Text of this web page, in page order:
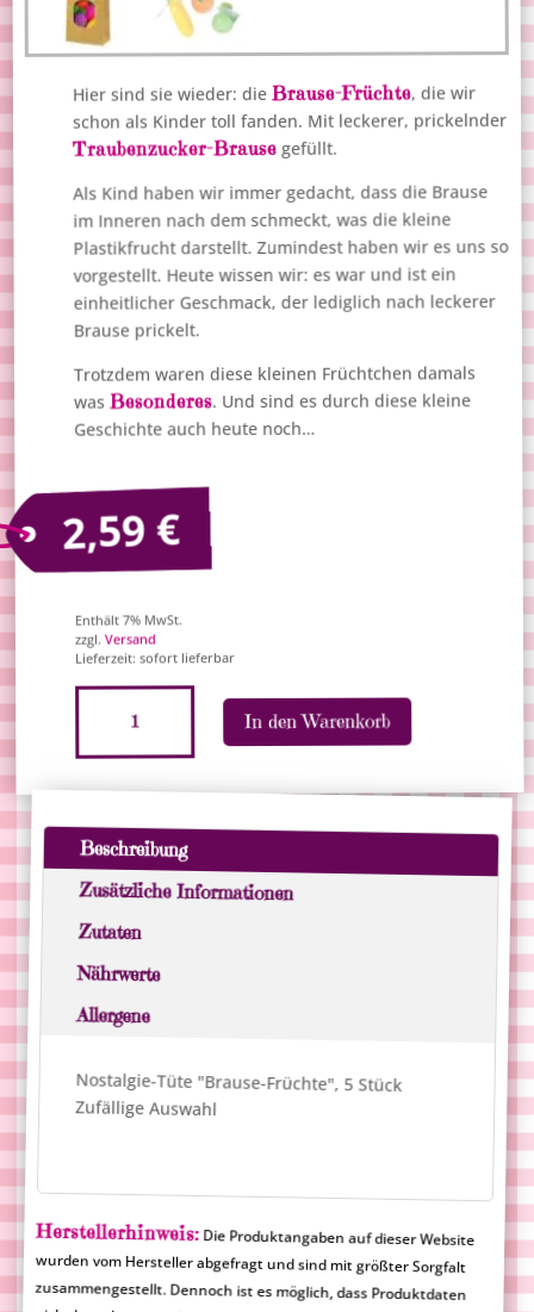
Hier sind sie wieder: dieBrause-Früchte, die wir
schon als Kinder toll fanden. Mit leckerer, prickelnder
Traubenzucker-Brause gefüllt.
Als Kind haben wir immer gedacht, dass die Brause
im Inneren nach dem schmeckt, was die kleine
Plastikfrucht darstellt. Zumindest haben wir es uns so
vorgestellt. Heute wissen wir: es war und ist ein
einheitlicher Geschmack, der lediglich nach leckerer
Brause prickelt.
Trotzdem waren diese kleinen Früchtchen damals
wasBesonderes. Und sind es durch diese kleine
Geschichte auch heute noch…
2,59€
Enthält 7% MwSt.
zzgl.Versand
Lieferzeit: sofort lieferbar
"Brause-
Stück
Menge
In den Warenkorb
A
a
Beschreibung
Zusätzliche Informationen
Zutaten
Nährwerte
Allergene
Nostalgie-Tüte "Brause-Früchte", 5 Stück
Zufällige Auswahl
Herstellerhinweis:Die Produktangaben auf dieser Website
wurden vom Hersteller abgefragt und sind mit größter Sorgfalt
zusammengestellt. Dennoch ist es möglich, dass Produktdaten
nicht korrekt angezeigt werden. Die aufgeführten
Produktinformationen sind rechtlich nicht verbindlich und
Merlinum Magic Candy übernimmt für falsche Angaben keine